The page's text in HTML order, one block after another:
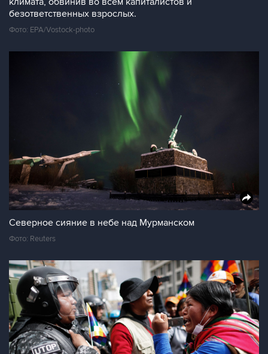
безответственных взрослых.
Фото: EPA/Vostock-photo
Северное сияние в небе над Мурманском
Фото: Reuters